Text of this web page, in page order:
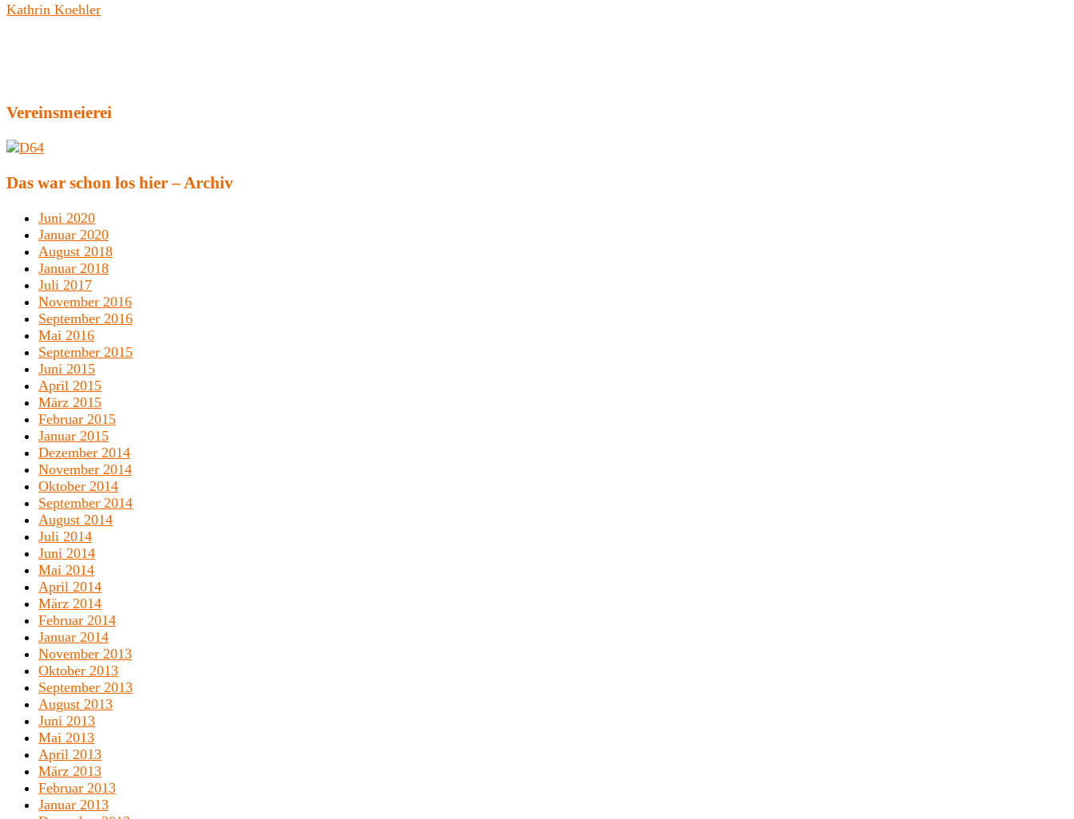
Kathrin Koehler
Vereinsmeierei
Das war schon los hier – Archiv
Juni 2020
Januar 2020
August 2018
Januar 2018
Juli 2017
November 2016
September 2016
Mai 2016
September 2015
Juni 2015
April 2015
März 2015
Februar 2015
Januar 2015
Dezember 2014
November 2014
Oktober 2014
September 2014
August 2014
Juli 2014
Juni 2014
Mai 2014
April 2014
März 2014
Februar 2014
Januar 2014
November 2013
Oktober 2013
September 2013
August 2013
Juni 2013
Mai 2013
April 2013
März 2013
Februar 2013
Januar 2013